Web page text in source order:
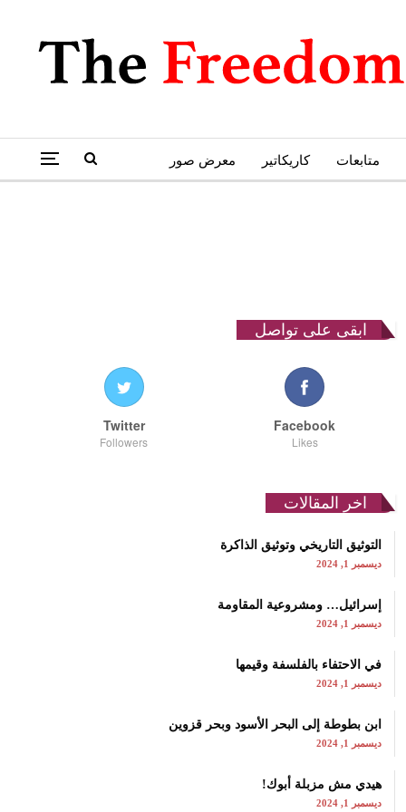
متابعات كاريكاتير معرض صور
ابقى على تواصل
Facebook
Likes
Twitter
Followers
اخر المقالات
التوثيق التاريخي وتوثيق الذاكرة
ديسمبر 1, 2024
إسرائيل… ومشروعية المقاومة
ديسمبر 1, 2024
في الاحتفاء بالفلسفة وقيمها
ديسمبر 1, 2024
ابن بطوطة إلى البحر الأسود وبحر قزوين
ديسمبر 1, 2024
هيدي مش مزبلة أبوك!
ديسمبر 1, 2024